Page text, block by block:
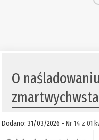
O
Dodano: 31/03/2026 -Nr 14 z 01